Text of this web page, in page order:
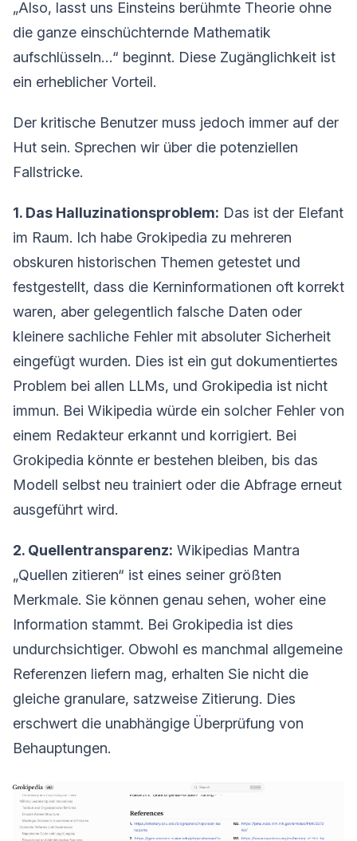
„Also, lasst uns Einsteins berühmte Theorie ohne
die ganze einschüchternde Mathematik
aufschlüsseln…“ beginnt. Diese Zugänglichkeit ist
ein erheblicher Vorteil.
Der kritische Benutzer muss jedoch immer auf der
Hut sein. Sprechen wir über die potenziellen
Fallstricke.
1. Das Halluzinationsproblem: Das ist der Elefant
im Raum. Ich habe Grokipedia zu mehreren
obskuren historischen Themen getestet und
festgestellt, dass die Kerninformationen oft korrekt
waren, aber gelegentlich falsche Daten oder
kleinere sachliche Fehler mit absoluter Sicherheit
eingefügt wurden. Dies ist ein gut dokumentiertes
Problem bei allen LLMs, und Grokipedia ist nicht
immun. Bei Wikipedia würde ein solcher Fehler von
einem Redakteur erkannt und korrigiert. Bei
Grokipedia könnte er bestehen bleiben, bis das
Modell selbst neu trainiert oder die Abfrage erneut
ausgeführt wird.
2. Quellentransparenz: Wikipedias Mantra
„Quellen zitieren“ ist eines seiner größten
Merkmale. Sie können genau sehen, woher eine
Information stammt. Bei Grokipedia ist dies
undurchsichtiger. Obwohl es manchmal allgemeine
Referenzen liefern mag, erhalten Sie nicht die
gleiche granulare, satzweise Zitierung. Dies
erschwert die unabhängige Überprüfung von
Behauptungen.